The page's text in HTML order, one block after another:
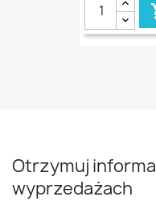
Otrzymuj
wyprzedażach